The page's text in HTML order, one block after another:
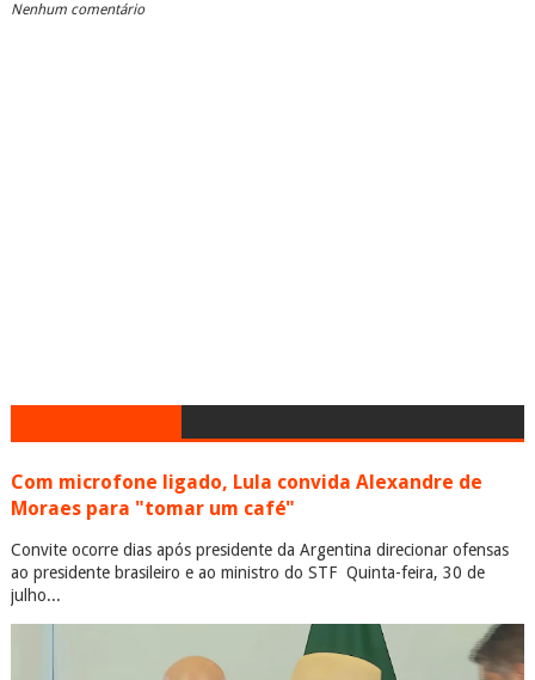
Nenhum comentário
Com microfone ligado, Lula convida Alexandre de
Moraes para "tomar um café"
Convite ocorre dias após presidente da Argentina direcionar ofensas
ao presidente brasileiro e ao ministro do STF Quinta-feira, 30 de
julho...